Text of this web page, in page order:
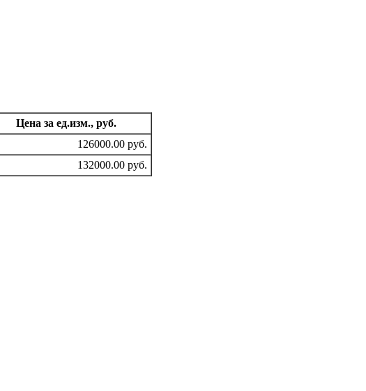
Цена за ед.изм., руб.
126000.00 руб.
132000.00 руб.